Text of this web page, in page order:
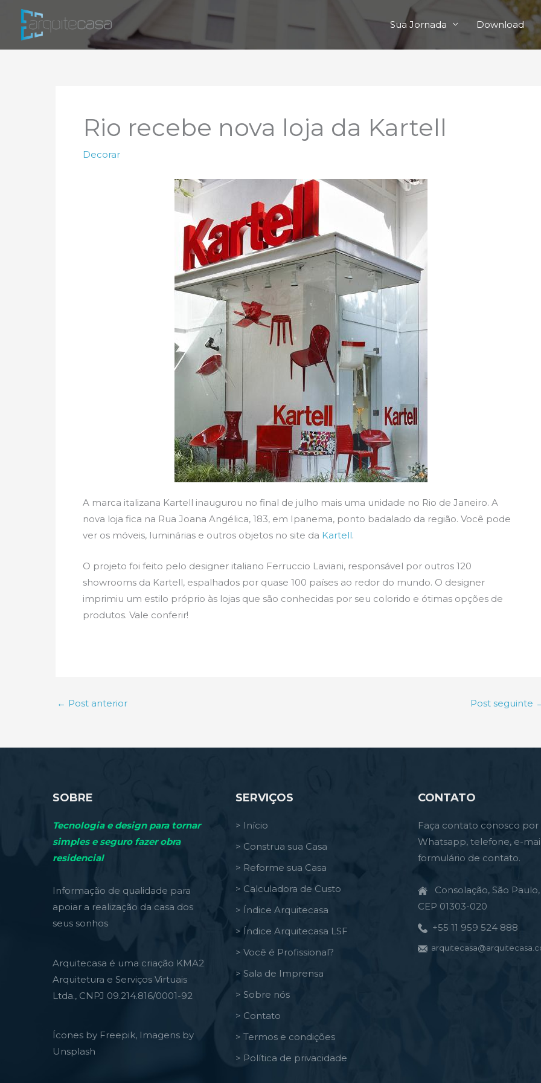
Sua Jornada Download
Rio recebe nova loja da Kartell
Decorar
A marca italizana Kartell inaugurou no final de julho mais uma unidade no Rio de Janeiro. A
nova loja fica na Rua Joana Angélica, 183, em Ipanema, ponto badalado da região. Você pode
ver os móveis, luminárias e outros objetos no site da Kartell.
O projeto foi feito pelo designer italiano Ferruccio Laviani, responsável por outros 120
showrooms da Kartell, espalhados por quase 100 países ao redor do mundo. O designer
imprimiu um estilo próprio às lojas que são conhecidas por seu colorido e ótimas opções de
produtos. Vale conferir!
← Post anterior Post seguinte
SOBRE
Tecnologia e design para tornar
simples e seguro fazer obra
residencial
Informação de qualidade para
apoiar a realização da casa dos
seus sonhos
Arquitecasa é uma criação KMA2
Arquitetura e Serviços Virtuais
Ltda., CNPJ 09.214.816/0001-92
Ícones by Freepik, Imagens by
Unsplash
SERVIÇOS
> Início
> Construa sua Casa
> Reforme sua Casa
> Calculadora de Custo
> Índice Arquitecasa
> Índice Arquitecasa LSF
> Você é Profissional?
> Sala de Imprensa
> Sobre nós
> Contato
> Termos e condições
> Política de privacidade
CONTATO
Faça contato conosco por
Whatsapp, telefone, e-
formulário de contato.
Consolação, São Paulo,
CEP 01303-020
+55 11 959 524 888